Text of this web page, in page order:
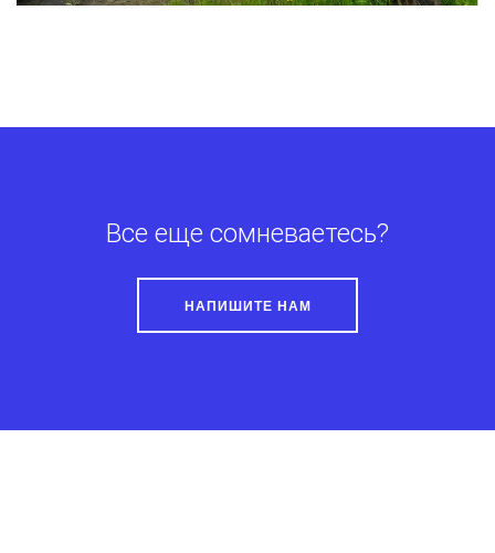
Все еще сомневаетесь?
НАПИШИТЕ НАМ